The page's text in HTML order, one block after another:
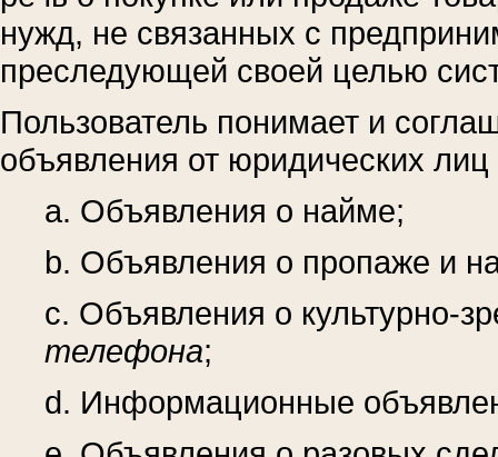
нужд, не связанных с
преследующей своей целью
Пользователь понимает и
объявления от юридических
a. Объявления о найме;
b. Объявления о пропаже и
c. Объявления о культурно-
телефона;
d. Информационные